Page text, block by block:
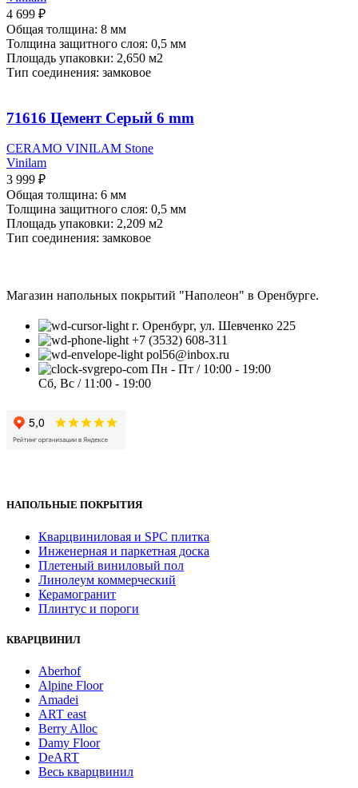
4 699 ₽
Общая толщина: 8 мм
Толщина защитного слоя: 0,5 мм
Площадь упаковки: 2,650 м2
Тип соединения: замковое
71616 Цемент Серый 6 mm
CERAMO VINILAM Stone
Vinilam
3 999 ₽
Общая толщина: 6 мм
Толщина защитного слоя: 0,5 мм
Площадь упаковки: 2,209 м2
Тип соединения: замковое
Магазин напольных покрытий "Наполеон" в Оренбурге.
г. Оренбург, ул. Шевченко 225
+7 (3532) 608-311
pol56@inbox.ru
Пн - Пт / 10:00 - 19:00
Сб, Вс / 11:00 - 19:00
НАПОЛЬНЫЕ ПОКРЫТИЯ
Кварцвиниловая и SPC плитка
Инженерная и паркетная доска
Плетеный виниловый пол
Линолеум коммерческий
Керамогранит
Плинтус и пороги
КВАРЦВИНИЛ
Aberhof
Alpine Floor
Amadei
ART east
Berry Alloc
Damy Floor
DeART
Весь кварцвинил